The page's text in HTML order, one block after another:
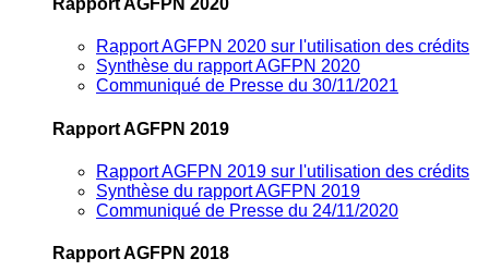
Rapport AGFPN 2020
Rapport AGFPN 2020 sur l'utilisation des crédits
Synthèse du rapport AGFPN 2020
Communiqué de Presse du 30/11/2021
Rapport AGFPN 2019
Rapport AGFPN 2019 sur l'utilisation des crédits
Synthèse du rapport AGFPN 2019
Communiqué de Presse du 24/11/2020
Rapport AGFPN 2018